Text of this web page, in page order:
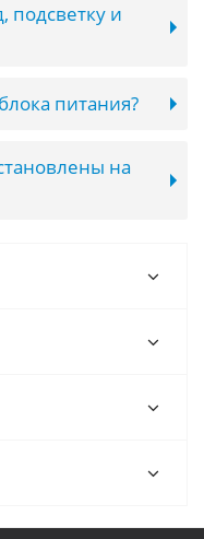
подсветку и
питания?
на